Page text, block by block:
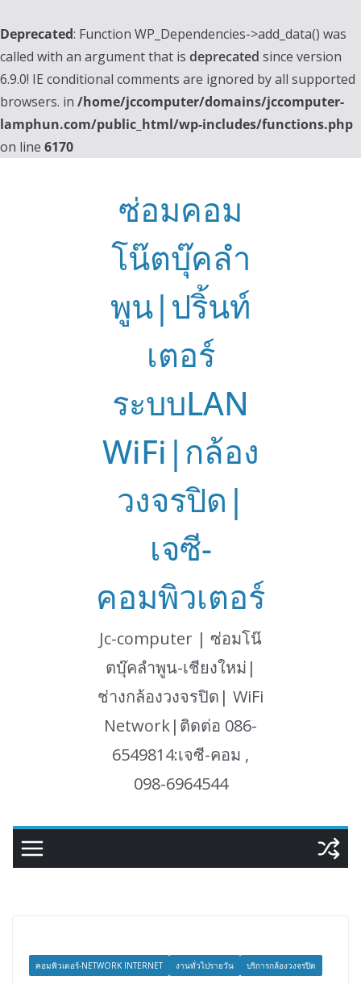
Deprecated: Function WP_Dependencies->add_data() was
called with an argument that is deprecated since version
6.9.0! IE conditional comments are ignored by all supported
browsers. in /home/jccomputer/domains/jccomputer-
lamphun.com/public_html/wp-includes/functions.php
on line 6170
ซ่อมคอม
โน๊ตบุ๊คลำ
พูน|ปริ้นท์
เตอร์
ระบบLAN
WiFi|กล้อง
วงจรปิด|
เจซี-
คอมพิวเตอร์
Jc-computer | ซ่อมโน๊
ตบุ๊คลำพูน-เชียงใหม่|
ช่างกล้องวงจรปิด| WiFi
Network|ติดต่อ 086-
6549814:เจซี-คอม ,
098-6964544
คอมพิวเตอร์-NETWORK INTERNET งานทั่วไปรายวัน บริการกล้องวงจรปิด